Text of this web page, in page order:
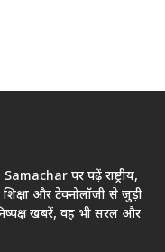
पर पढ़ें राष्ट्रीय,
शिक्षा और टेक्नोलॉजी से जुड़ी
खबरें, वह भी सरल और